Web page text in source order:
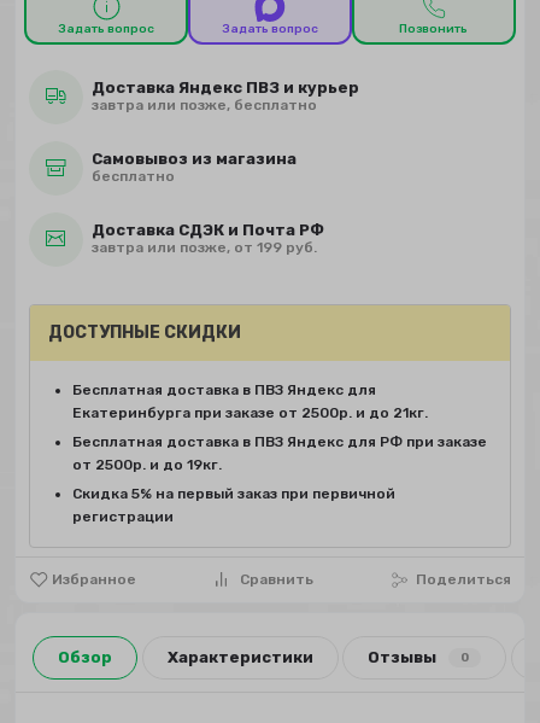
Задать вопрос Задать вопрос Позвонить
Доставка Яндекс ПВЗ и курьер
завтра или позже, бесплатно
Самовывоз из магазина
бесплатно
Доставка СДЭК и Почта РФ
завтра или позже, от 199 руб.
Избранное Сравнить Поделиться
ДОСТУПНЫЕ СКИДКИ
Бесплатная доставка в ПВЗ Яндекс для
Екатеринбурга при заказе от 2500р. и до 21кг.
Бесплатная доставка в ПВЗ Яндекс для РФ при заказе
от 2500р. и до 19кг.
Скидка 5% на первый заказ при первичной
регистрации
Обзор Характеристики Отзывы 0